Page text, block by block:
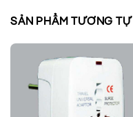
SẢN PHẨM TƯƠNG TỰ